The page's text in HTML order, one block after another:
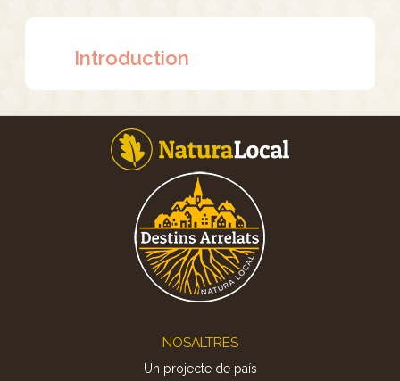
Introduction
NOSALTRES
Un projecte de país